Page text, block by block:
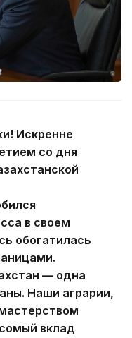
Искренне
со дня
в своем
обогатилась
— одна
Наши аграрии,
вклад